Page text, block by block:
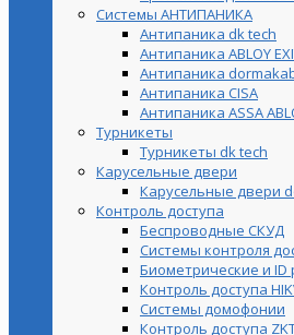
Системы АНТИПАНИКА
Антипаника dk tech
Антипаника ABLOY
Антипаника
Антипаника СISA
Антипаника ASSA
Турникеты
Турникеты dk tech
Карусельные двери
Карусельные двери
Контроль доступа
Беспроводные СКУД
Системы контроля
Биометрические и
Контроль доступа
Системы домофонии
Контроль доступа